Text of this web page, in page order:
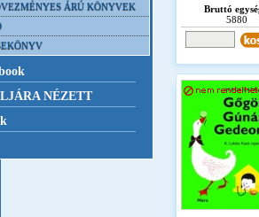
ÁRÚ KÖNYVEK
NÉZETT
Bruttó
5880